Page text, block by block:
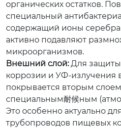
органических остатков.
специальный
содержащий ионы
активно подавляют
микроорганизмов.
Внешний слой:Для защиты
коррозии и УФ-излучения
покрывается вторым
специальным耐候ным
Это особенно актуально
трубопроводов пищевых